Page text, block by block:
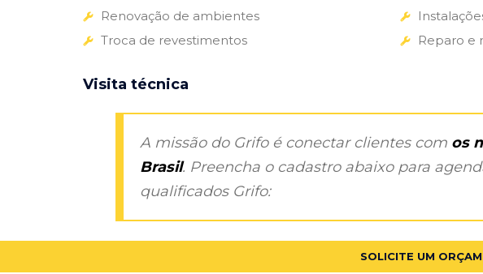
Renovação de ambientes
Troca de revestimentos
Reparo e
Visita técnica
A missão do Grifo é conectar clientes com os
Brasil. Preencha o cadastro abaixo para
qualificados Grifo:
SOLICITE UM